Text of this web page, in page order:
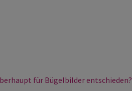
für Bügelbilder entschieden?